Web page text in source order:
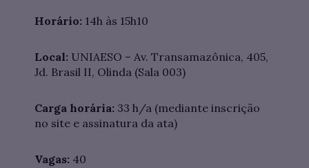
Horário: 14h às 15h10
Local: UNIAESO – Av. Transamazônica, 405,
Jd. Brasil II, Olinda (Sala 003)
Carga horária: 33 h/a (mediante inscrição
no site e assinatura da ata)
Vagas: 40